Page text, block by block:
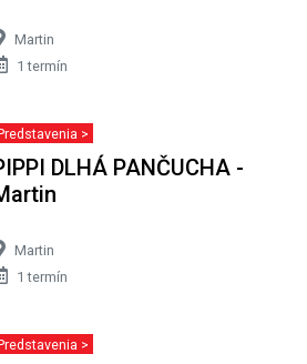
Martin
1 termín
>
DLHÁ PANČUCHA -
Martin
1 termín
>